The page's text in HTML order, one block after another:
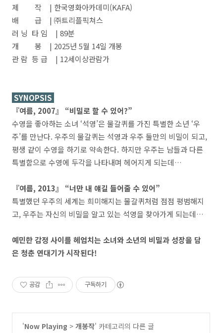
제 작 | 한국영화아카데미(KAFA)
배 급 | ㈜트리플픽쳐스
러 닝 타 임 | 89분
개 봉 | 2025년 5월 14일 개봉
관 람 등 급 | 12세이상관람가
SYNOPSIS
『여름, 2007』 “비밀로 할 수 있어?”
수영을 좋아하는 소녀 ‘석영’은 물갈퀴를 가진 특별한 소년 ‘우
주’를 만난다. 우주의 물갈퀴는 석영과 우주 둘만의 비밀이 되고,
평생 같이 수영을 하기로 약속한다. 하지만 우주는 남들과 다른
특별함으로 수영에 두각을 나타내며 헤어지게 되는데…
『여름, 2013』 “너만 내 얘길 들어줄 수 있어”
특별했던 우주의 세계는 희미해지는 물갈퀴처럼 점점 평범해지
고, 우주는 자신의 비밀을 알고 있는 석영을 찾아가게 되는데…
예민한 감정 사이를 헤엄치는 소녀와 소년의 비밀과 성장을 담
은 청춘 연대기가 시작된다!
공감 구독하기
'Now Playing > 개봉작' 카테고리의 다른 글